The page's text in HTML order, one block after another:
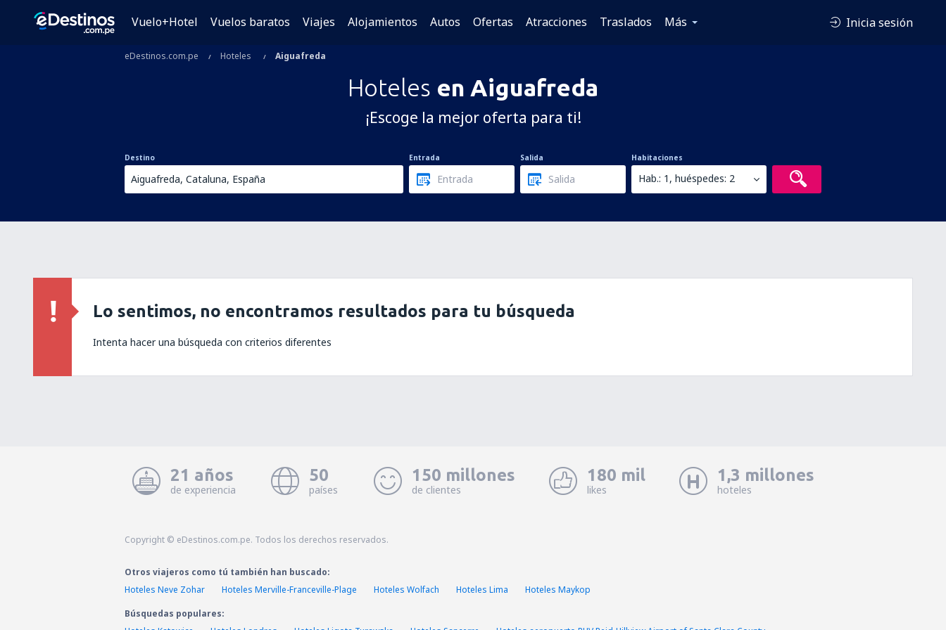
Vuelo+Hotel Vuelos baratos Viajes Alojamientos Autos Ofertas Atracciones Traslados Más Inicia sesión
eDestinos.com.pe Hoteles Aiguafreda
Hoteles en Aiguafreda
¡Escoge la mejor oferta para ti!
Destino Entrada Salida Habitaciones
Hab.: 1, huéspedes: 2
Lo sentimos, no encontramos resultados para tu búsqueda
Intenta hacer una búsqueda con criterios diferentes
21 años
de experiencia
50
países
150 millones
de clientes
180 mil
likes
1,3 millones
hoteles
Copyright © eDestinos.com.pe. Todos los derechos reservados.
Otros viajeros como tú también han buscado:
Hoteles Neve Zohar
Hoteles Merville-Franceville-Plage Hoteles Wolfach Hoteles Lima
Hoteles Maykop
Búsquedas populares: